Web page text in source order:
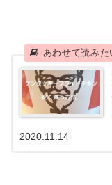
2020.11.14